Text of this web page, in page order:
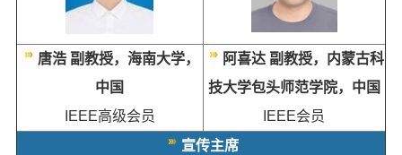
唐浩 副教授，海南大学，
中国
IEEE高级会员
阿喜达 副教授，内蒙古科
技大学包头师范学院，中国
IEEE会员
宣传主席